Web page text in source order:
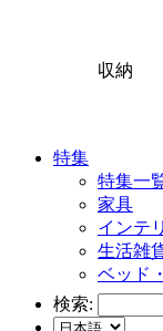
収納
特集
特集一
家具
インテ
生活雑
ベッド
検索: